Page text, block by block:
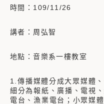
時間：109/11/26
講者：周弘智
地點：音樂系一樓教室
1.傳播媒體分成大眾媒體
細分為報紙、廣播、電視
電台、漁業電台；小眾媒